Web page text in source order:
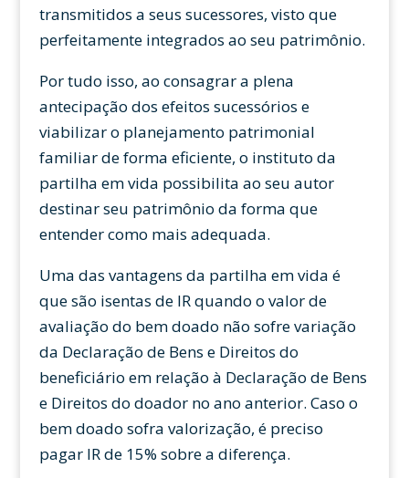
transmitidos a seus sucessores, visto que
perfeitamente integrados ao seu patrimônio.
Por tudo isso, ao consagrar a plena
antecipação dos efeitos sucessórios e
viabilizar o planejamento patrimonial
familiar de forma eficiente, o instituto da
partilha em vida possibilita ao seu autor
destinar seu patrimônio da forma que
entender como mais adequada.
Uma das vantagens da partilha em vida é
que são isentas de IR quando o valor de
avaliação do bem doado não sofre variação
da Declaração de Bens e Direitos do
beneficiário em relação à Declaração de Bens
e Direitos do doador no ano anterior. Caso o
bem doado sofra valorização, é preciso
pagar IR de 15% sobre a diferença.